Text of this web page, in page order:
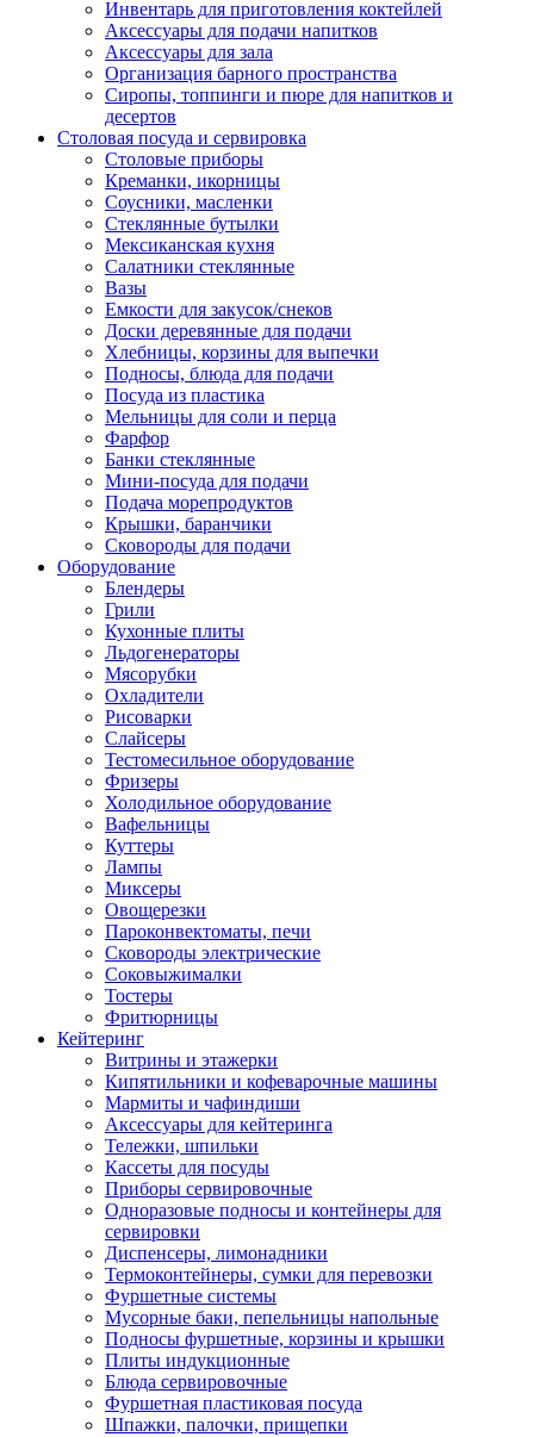
Инвентарь для приготовления коктейлей
Аксессуары для подачи напитков
Аксессуары для зала
Организация барного пространства
Сиропы, топпинги и пюре для напитков и
десертов
Столовая посуда и сервировка
Столовые приборы
Креманки, икорницы
Соусники, масленки
Стеклянные бутылки
Мексиканская кухня
Салатники стеклянные
Вазы
Емкости для закусок/снеков
Доски деревянные для подачи
Хлебницы, корзины для выпечки
Подносы, блюда для подачи
Посуда из пластика
Мельницы для соли и перца
Фарфор
Банки стеклянные
Мини-посуда для подачи
Подача морепродуктов
Крышки, баранчики
Сковороды для подачи
Оборудование
Блендеры
Грили
Кухонные плиты
Льдогенераторы
Мясорубки
Охладители
Рисоварки
Слайсеры
Тестомесильное оборудование
Фризеры
Холодильное оборудование
Вафельницы
Куттеры
Лампы
Миксеры
Овощерезки
Пароконвектоматы, печи
Сковороды электрические
Соковыжималки
Тостеры
Фритюрницы
Кейтеринг
Витрины и этажерки
Кипятильники и кофеварочные машины
Мармиты и чафиндиши
Аксессуары для кейтеринга
Тележки, шпильки
Кассеты для посуды
Приборы сервировочные
Одноразовые подносы и контейнеры для
сервировки
Диспенсеры, лимонадники
Термоконтейнеры, сумки для перевозки
Фуршетные системы
Мусорные баки, пепельницы напольные
Подносы фуршетные, корзины и крышки
Плиты индукционные
Блюда сервировочные
Фуршетная пластиковая посуда
Шпажки, палочки, прищепки